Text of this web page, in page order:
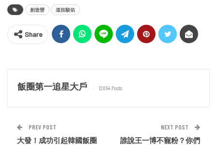
創造營 道枝駿佑
Share
飯圈第一追星大戶 12054 Posts
PREV POST
大發！成功引起韓國飯圈
NEXT POST
誰說王一博不寵粉？你們